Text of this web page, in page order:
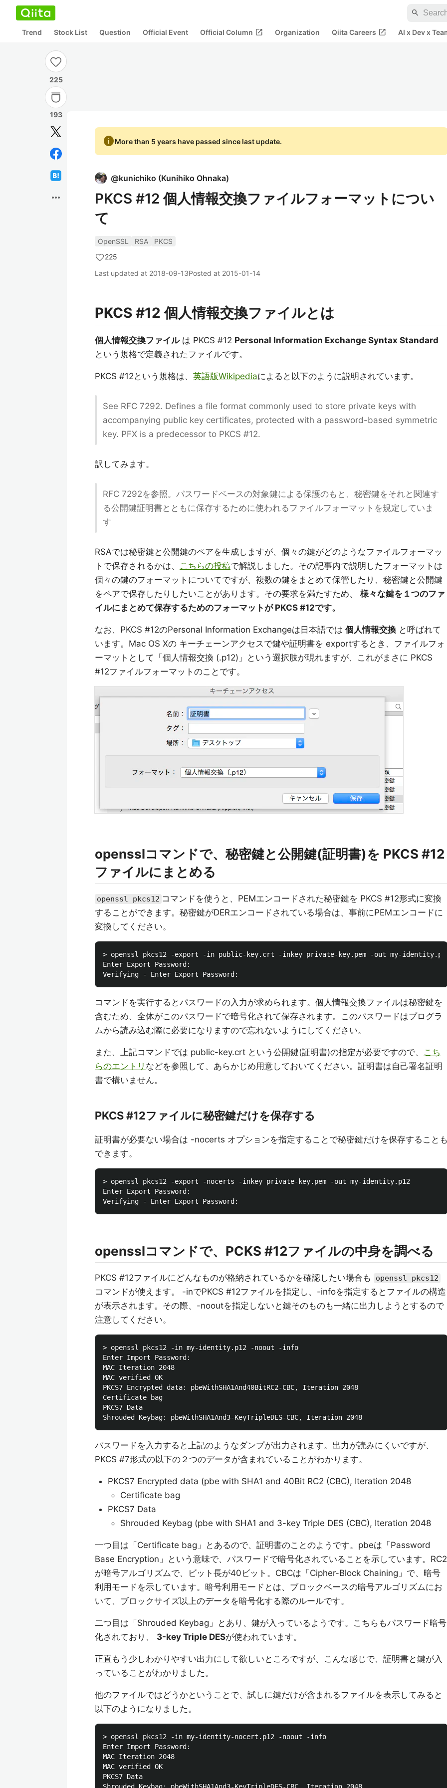
search
Trend Stock List Question Official Event Official Column open_in_new Organization Qiita Careers open_in_new AI x Dev x
225
193
more_horiz
infoMore than 5 years have passed since last update.
@kunichiko (Kunihiko Ohnaka)
PKCS #12 個人情報交換ファイルフォーマットについ
て
OpenSSL RSA
PKCS
225
Last updated at 2018-09-13Posted at 2015-01-14
PKCS #12 個人情報交換ファイルとは
個人情報交換ファイルは PKCS #12 Personal Information Exchange Syntax Standard
という規格で定義されたファイルです。
PKCS #12という規格は、 英語版Wikipediaによると以下のように説明されています。
See RFC 7292. Defines a file format commonly used to store private keys with
accompanying public key certificates, protected with a password-based symmetric
key. PFX is a predecessor to PKCS #12.
訳してみます。
RFC 7292を参照。パスワードベースの対象鍵による保護のもと、秘密鍵をそれと関連す
る公開鍵証明書とともに保存するために使われるファイルフォーマットを規定していま
す
RSAでは秘密鍵と公開鍵のペアを生成しますが、個々の鍵がどのようなファイルフォーマッ
トで保存されるかは、 こちらの投稿で解説しました。その記事内で説明したフォーマットは
個々の鍵のフォーマットについてですが、複数の鍵をまとめて保管したり、秘密鍵と公開鍵
をペアで保存したりしたいことがあります。その要求を満たすため、 様々な鍵を１つのファ
イルにまとめて保存するためのフォーマットが PKCS #12です。
なお、PKCS #12のPersonal Information Exchangeは日本語では 個人情報交換 と呼ばれて
います。Mac OS Xの キーチェーンアクセスで鍵や証明書を exportするとき、ファイルフォ
ーマットとして「個人情報交換 (.p12)」という選択肢が現れますが、これがまさに PKCS
#12ファイルフォーマットのことです。
opensslコマンドで、秘密鍵と公開鍵(証明書)を PKCS #12
ファイルにまとめる
openssl pkcs12 コマンドを使うと、PEMエンコードされた秘密鍵を PKCS #12形式に変換
することができます。秘密鍵がDERエンコードされている場合は、事前にPEMエンコードに
変換してください。
> openssl pkcs12 -export -in public-key.crt -inkey private-key.pem -out my-
Enter Export Password:
コマンドを実行するとパスワードの入力が求められます。個人情報交換ファイルは秘密鍵を
含むため、全体がこのパスワードで暗号化されて保存されます。このパスワードはプログラ
ムから読み込む際に必要になりますので忘れないようにしてください。
また、上記コマンドでは public-key.crt という公開鍵(証明書)の指定が必要ですので、 こち
らのエントリ などを参照して、あらかじめ用意しておいてください。証明書は自己署名証明
書で構いません。
PKCS #12ファイルに秘密鍵だけを保存する
証明書が必要ない場合は -nocerts オプションを指定することで秘密鍵だけを保存すること
できます。
> openssl pkcs12 -export -nocerts -inkey private-key.pem -out my-identity.p12
Enter Export Password:
opensslコマンドで、PCKS #12ファイルの中身を調べる
PKCS #12ファイルにどんなものが格納されているかを確認したい場合も openssl pkcs12
コマンドが使えます。 -inでPKCS #12ファイルを指定し、-infoを指定するとファイルの構造
が表示されます。その際、-nooutを指定しないと鍵そのものも一緒に出力しようとするので
注意してください。
> openssl pkcs12 -in my-identity.p12 -noout -info
Enter Import Password:
MAC Iteration 2048
MAC verified OK
PKCS7 Encrypted data: pbeWithSHA1And40BitRC2-CBC, Iteration 2048
Certificate bag
PKCS7 Data
パスワードを入力すると上記のようなダンプが出力されます。出力が読みにくいですが、
PKCS #7形式の以下の２つのデータが含まれていることがわかります。
PKCS7 Encrypted data (pbe with SHA1 and 40Bit RC2 (CBC), Iteration 2048
Certificate bag
PKCS7 Data
Shrouded Keybag (pbe with SHA1 and 3-key Triple DES (CBC), Iteration 2048
一つ目は「Certificate bag」とあるので、証明書のことのようです。pbeは「Password
Base Encryption」という意味で、パスワードで暗号化されていることを示しています。RC2
が暗号アルゴリズムで、ビット長が40ビット。CBCは「Cipher-Block Chaining」で、暗号
利用モードを示しています。暗号利用モードとは、ブロックベースの暗号アルゴリズムにお
いて、ブロックサイズ以上のデータを暗号化する際のルールです。
二つ目は「Shrouded Keybag」とあり、鍵が入っているようです。こちらもパスワード暗号
化されており、 3-key Triple DESが使われています。
正直もう少しわかりやすい出力にして欲しいところですが、こんな感じで、証明書と鍵が入
っていることがわかりました。
他のファイルではどうかということで、試しに鍵だけが含まれるファイルを表示してみると
以下のようになりました。
> openssl pkcs12 -in my-identity-nocert.p12 -noout -info
Enter Import Password:
MAC Iteration 2048
MAC verified OK
PKCS7 Data